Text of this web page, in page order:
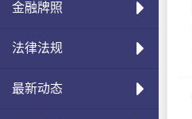
金融牌照
法律法规
最新动态